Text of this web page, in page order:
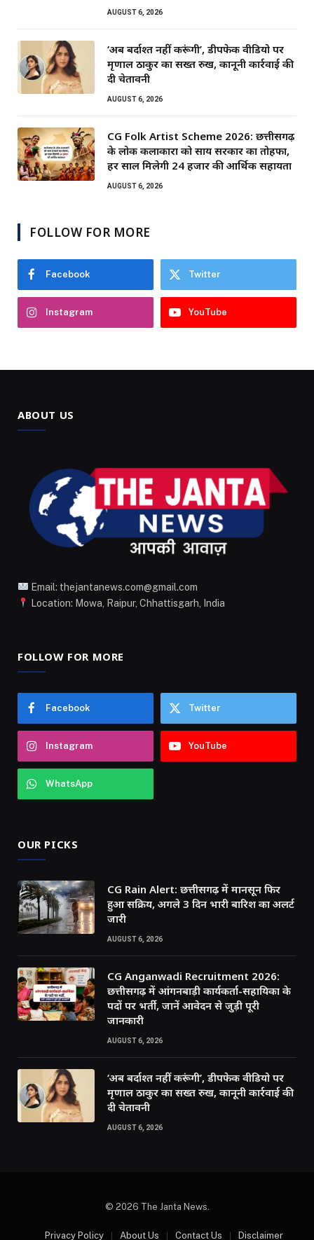
AUGUST 6, 2026
‘अब बर्दाश्त नहीं करूंगी’, डीपफेक वीडियो पर
मृणाल ठाकुर का सख्त रुख, कानूनी कार्रवाई की
दी चेतावनी
AUGUST 6, 2026
CG Folk Artist Scheme 2026: छत्तीसगढ़
के लोक कलाकारों को साय सरकार का तोहफा,
हर साल मिलेगी 24 हजार की आर्थिक सहायता
AUGUST 6, 2026
FOLLOW FOR MORE
Facebook Twitter
Instagram YouTube
ABOUT US
Email: thejantanews.com@gmail.com
Location: Mowa, Raipur, Chhattisgarh, India
FOLLOW FOR MORE
Facebook Twitter
Instagram YouTube
WhatsApp
OUR PICKS
CG Rain Alert: छत्तीसगढ़ में मानसून फिर
हुआ सक्रिय, अगले 3 दिन भारी बारिश का अलर्ट
जारी
AUGUST 6, 2026
CG Anganwadi Recruitment 2026:
छत्तीसगढ़ में आंगनबाड़ी कार्यकर्ता-सहायिका के
पदों पर भर्ती, जानें आवेदन से जुड़ी पूरी
जानकारी
AUGUST 6, 2026
‘अब बर्दाश्त नहीं करूंगी’, डीपफेक वीडियो पर
मृणाल ठाकुर का सख्त रुख, कानूनी कार्रवाई की
दी चेतावनी
AUGUST 6, 2026
© 2026 The Janta News.
Privacy Policy About Us Contact Us Disclaimer